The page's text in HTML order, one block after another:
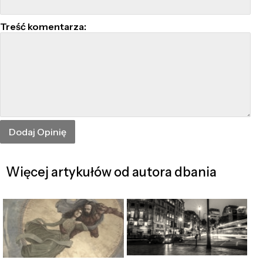
Treść komentarza:
Więcej artykułów od autora dbania